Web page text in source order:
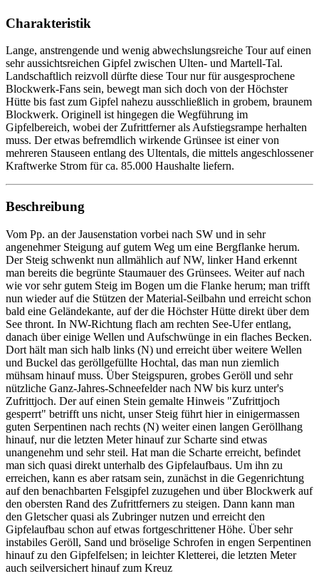
Charakteristik
Lange, anstrengende und wenig abwechslungsreiche Tour auf einen
sehr aussichtsreichen Gipfel zwischen Ulten- und Martell-Tal.
Landschaftlich reizvoll dürfte diese Tour nur für ausgesprochene
Blockwerk-Fans sein, bewegt man sich doch von der Höchster
Hütte bis fast zum Gipfel nahezu ausschließlich in grobem, braunem
Blockwerk. Originell ist hingegen die Wegführung im
Gipfelbereich, wobei der Zufrittferner als Aufstiegsrampe herhalten
muss. Der etwas befremdlich wirkende Grünsee ist einer von
mehreren Stauseen entlang des Ultentals, die mittels angeschlossener
Kraftwerke Strom für ca. 85.000 Haushalte liefern.
Beschreibung
Vom Pp. an der Jausenstation vorbei nach SW und in sehr
angenehmer Steigung auf gutem Weg um eine Bergflanke herum.
Der Steig schwenkt nun allmählich auf NW, linker Hand erkennt
man bereits die begrünte Staumauer des Grünsees. Weiter auf nach
wie vor sehr gutem Steig im Bogen um die Flanke herum; man trifft
nun wieder auf die Stützen der Material-Seilbahn und erreicht schon
bald eine Geländekante, auf der die Höchster Hütte direkt über dem
See thront. In NW-Richtung flach am rechten See-Ufer entlang,
danach über einige Wellen und Aufschwünge in ein flaches Becken.
Dort hält man sich halb links (N) und erreicht über weitere Wellen
und Buckel das geröllgefüllte Hochtal, das man nun ziemlich
mühsam hinauf muss. Über Steigspuren, grobes Geröll und sehr
nützliche Ganz-Jahres-Schneefelder nach NW bis kurz unter's
Zufrittjoch. Der auf einen Stein gemalte Hinweis "Zufrittjoch
gesperrt" betrifft uns nicht, unser Steig führt hier in einigermassen
guten Serpentinen nach rechts (N) weiter einen langen Geröllhang
hinauf, nur die letzten Meter hinauf zur Scharte sind etwas
unangenehm und sehr steil. Hat man die Scharte erreicht, befindet
man sich quasi direkt unterhalb des Gipfelaufbaus. Um ihn zu
erreichen, kann es aber ratsam sein, zunächst in die Gegenrichtung
auf den benachbarten Felsgipfel zuzugehen und über Blockwerk auf
den obersten Rand des Zufrittferners zu steigen. Dann kann man
den Gletscher quasi als Zubringer nutzen und erreicht den
Gipfelaufbau schon auf etwas fortgeschrittener Höhe. Über sehr
instabiles Geröll, Sand und bröselige Schrofen in engen Serpentinen
hinauf zu den Gipfelfelsen; in leichter Kletterei, die letzten Meter
auch seilversichert hinauf zum Kreuz